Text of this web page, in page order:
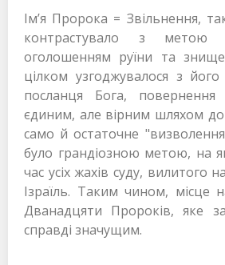
Ім’я Пророка = Звільнення,
контрастувало з
оголошенням руїни та
цілком узгоджувалося з
посланця Бога,
єдиним, але вірним шляхом
само й остаточне
було грандіозною метою, на
час усіх жахів суду, вилитого
Ізраїль. Таким чином, місце
Дванадцяти Пророків, яке
справді значущим.